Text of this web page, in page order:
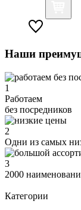
Наши
1
Работаем
без посредников
2
Одни из самых
3
2000
Категории